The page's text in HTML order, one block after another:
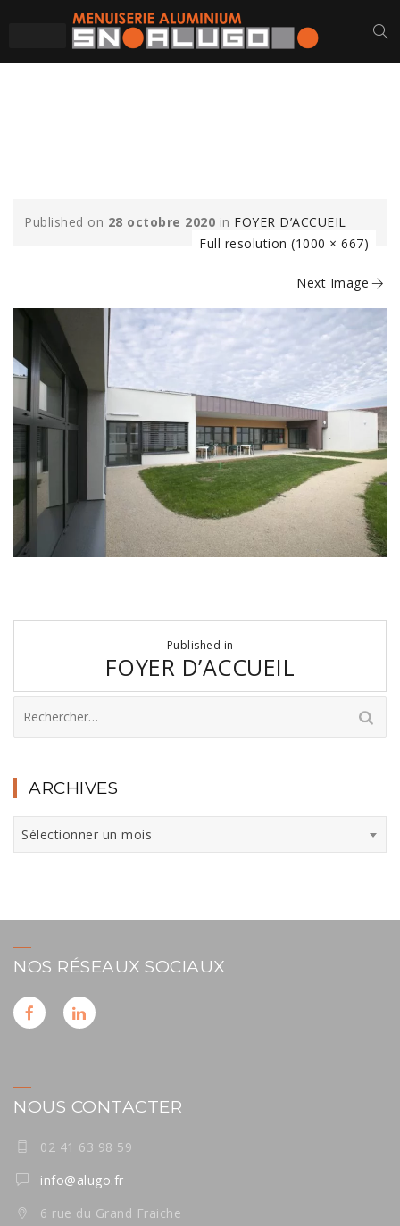
Published on 28 octobre 2020 in FOYER D’ACCUEIL
Full resolution (1000 × 667)
Next Image
l’article
Published in
FOYER D’ACCUEIL
ARCHIVES
Sélectionner un mois
NOS RÉSEAUX SOCIAUX
NOUS CONTACTER
02 41 63 98 59
info@alugo.fr
6 rue du Grand Fraiche